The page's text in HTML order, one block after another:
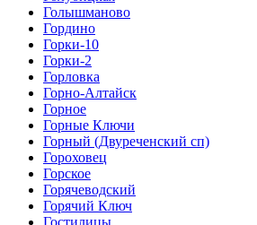
Голышманово
Гордино
Горки-10
Горки-2
Горловка
Горно-Алтайск
Горное
Горные Ключи
Горный (Двуреченский сп)
Гороховец
Горское
Горячеводский
Горячий Ключ
Гостилицы